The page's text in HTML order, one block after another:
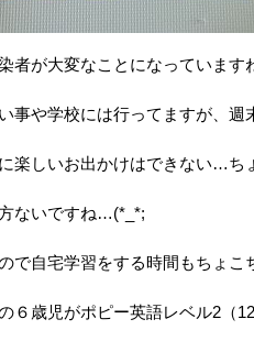
者が大変なことになっています
事や学校には行ってますが、週
楽しいお出かけはできない…ち
ないですね…(*_*;
で自宅学習をする時間もちょこ
６歳児がポピー英語レベル2（